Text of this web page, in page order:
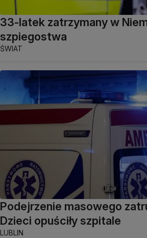
33-latek zatrzymany w
szpiegostwa
ŚWIAT
Podejrzenie masowego
Dzieci opuściły szpitale
LUBLIN